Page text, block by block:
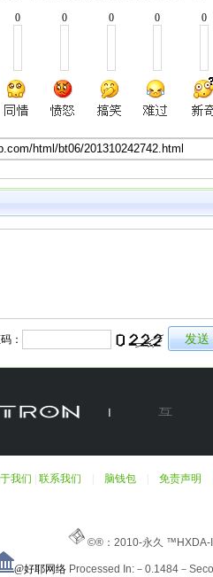
0 0 0 0 0
：
我们 联系我们 脑钱包 免责声明
©®：2010-永久
@好耶网络 Processed In:－0.1484－